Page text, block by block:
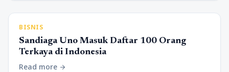
BISNIS
Sandiaga Uno Masuk Daftar 100 Orang
Terkaya di Indonesia
Read more arrow_forward